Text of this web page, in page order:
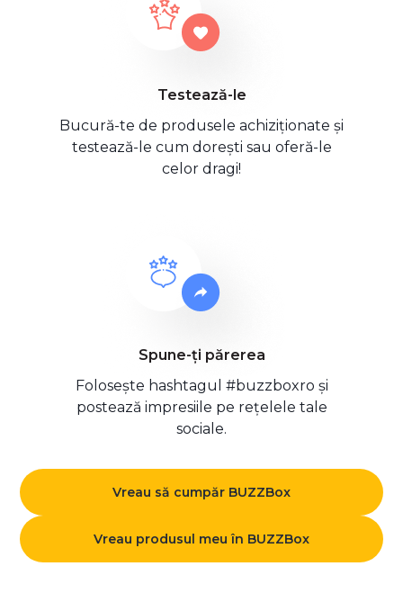
Testează-le
Bucură-te de produsele achiziționate și
testează-le cum dorești sau oferă-le
celor dragi!
Spune-ți părerea
Folosește hashtagul #buzzboxro și
postează impresiile pe rețelele tale
sociale.
Vreau să cumpăr BUZZBox
Vreau produsul meu în BUZZBox